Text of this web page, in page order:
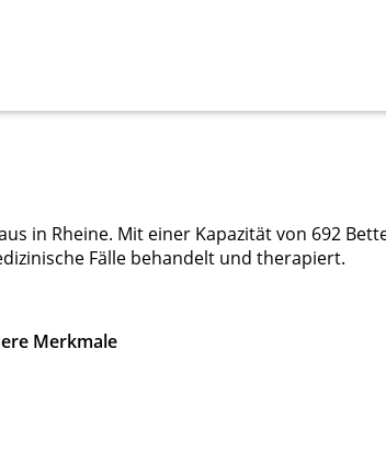
in Rheine. Mit einer Kapazität von 692
Fälle behandelt und therapiert.
Merkmale